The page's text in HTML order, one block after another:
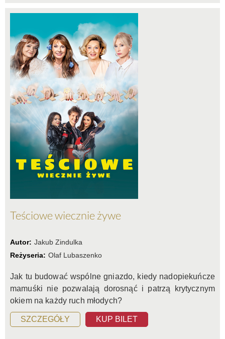
Teściowe wiecznie żywe
Autor: Jakub Zindulka
Reżyseria: Olaf Lubaszenko
Jak tu budować wspólne gniazdo, kiedy nadopiekuńcze
mamuśki nie pozwalają dorosnąć i patrzą krytycznym
okiem na każdy ruch młodych?
SZCZEGÓŁY KUP BILET